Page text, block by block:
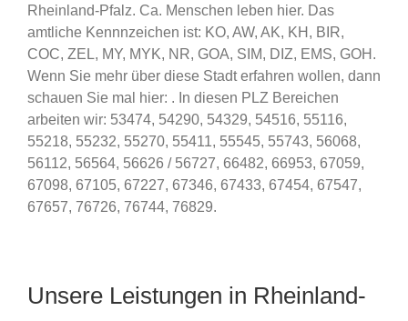
Rheinland-Pfalz. Ca. Menschen leben hier. Das
amtliche Kennnzeichen ist: KO, AW, AK, KH, BIR,
COC, ZEL, MY, MYK, NR, GOA, SIM, DIZ, EMS, GOH.
Wenn Sie mehr über diese Stadt erfahren wollen, dann
schauen Sie mal hier: . In diesen PLZ Bereichen
arbeiten wir: 53474, 54290, 54329, 54516, 55116,
55218, 55232, 55270, 55411, 55545, 55743, 56068,
56112, 56564, 56626 / 56727, 66482, 66953, 67059,
67098, 67105, 67227, 67346, 67433, 67454, 67547,
67657, 76726, 76744, 76829.
Unsere Leistungen in Rheinland-